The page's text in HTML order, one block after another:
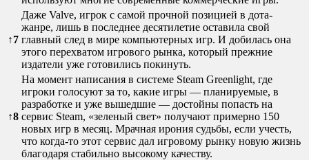
↑7
Даже Valve, игрок с самой прочной позицией в дота-
жанре, лишь в последнее десятилетие оставила свой
главный след в мире компьютерных игр. И добилась она
этого перехватом игрового рынка, который прежние
издатели уже готовились покинуть.
↑8
На момент написания в системе Steam Greenlight, где
игроки голосуют за то, какие игры — планируемые, в
разработке и уже вышедшие — достойны попасть на
сервис Steam, «зеленый свет» получают примерно 150
новых игр в месяц. Мрачная ирония судьбы, если учесть,
что когда-то этот сервис дал игровому рынку новую жизнь
благодаря стабильно высокому качеству.